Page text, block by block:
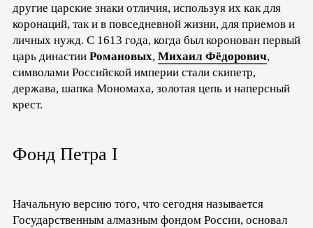
другие царские знаки отличия, используя их как для
коронаций, так и в повседневной жизни, для приемов и
личных нужд. С 1613 года, когда был коронован первый
царь династии Романовых, Михаил Фёдорович,
символами Российской империи стали скипетр,
держава, шапка Мономаха, золотая цепь и наперсный
крест.
Фонд Петра I
Начальную версию того, что сегодня называется
Государственным алмазным фондом России, основал